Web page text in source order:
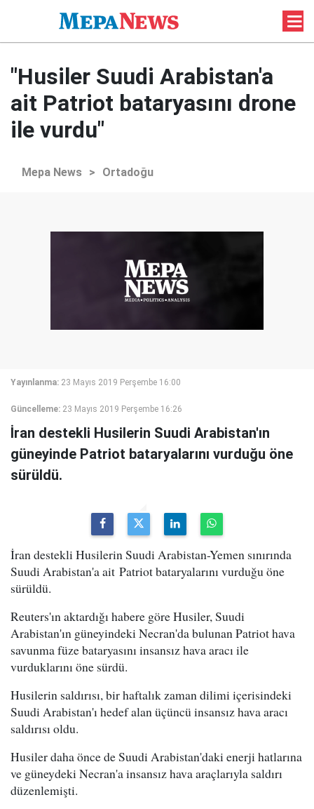
"Husiler Suudi Arabistan'a
ait Patriot bataryasını drone
ile vurdu"
Mepa News > Ortadoğu
Yayınlanma: 23 Mayıs 2019 Perşembe 16:00
Güncelleme: 23 Mayıs 2019 Perşembe 16:26
İran destekli Husilerin Suudi Arabistan'ın
güneyinde Patriot bataryalarını vurduğu öne
sürüldü.
İran destekli Husilerin Suudi Arabistan-Yemen sınırında
Suudi Arabistan'a ait Patriot bataryalarını vurduğu öne
sürüldü.
Reuters'ın aktardığı habere göre Husiler, Suudi
Arabistan'ın güneyindeki Necran'da bulunan Patriot hava
savunma füze bataryasını insansız hava aracı ile
vurduklarını öne sürdü.
Husilerin saldırısı, bir haftalık zaman dilimi içerisindeki
Suudi Arabistan'ı hedef alan üçüncü insansız hava aracı
saldırısı oldu.
Husiler daha önce de Suudi Arabistan'daki enerji hatlarına
ve güneydeki Necran'a insansız hava araçlarıyla saldırı
düzenlemişti.